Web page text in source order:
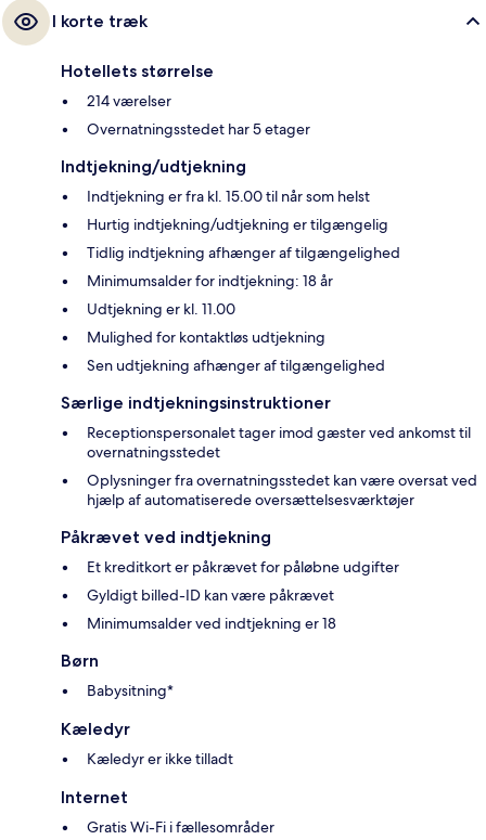
I korte træk
Hotellets størrelse
214 værelser
Overnatningsstedet har 5 etager
Indtjekning/udtjekning
Indtjekning er fra kl. 15.00 til når som helst
Hurtig indtjekning/udtjekning er tilgængelig
Tidlig indtjekning afhænger af tilgængelighed
Minimumsalder for indtjekning: 18 år
Udtjekning er kl. 11.00
Mulighed for kontaktløs udtjekning
Sen udtjekning afhænger af tilgængelighed
Særlige indtjekningsinstruktioner
Receptionspersonalet tager imod gæster ved ankomst til
overnatningsstedet
Oplysninger fra overnatningsstedet kan være oversat ved
hjælp af automatiserede oversættelsesværktøjer
Påkrævet ved indtjekning
Et kreditkort er påkrævet for påløbne udgifter
Gyldigt billed-ID kan være påkrævet
Minimumsalder ved indtjekning er 18
Børn
Babysitning*
Kæledyr
Kæledyr er ikke tilladt
Internet
Gratis Wi-Fi i fællesområder